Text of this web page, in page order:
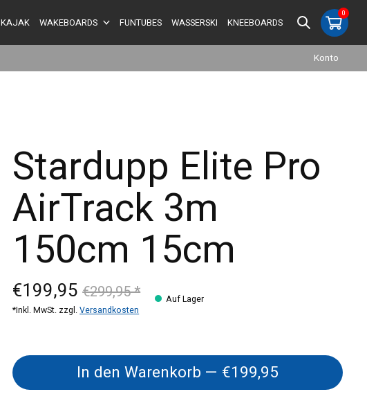
KAJAK WAKEBOARDS FUNTUBES WASSERSKI KNEEBOARDS
0items
Konto
Stardupp Elite Pro
AirTrack 3m
150cm 15cm
€199,95 €299,95 *
*Inkl. MwSt. zzgl.Versandkosten
Auf Lager
In den Warenkorb — €199,95